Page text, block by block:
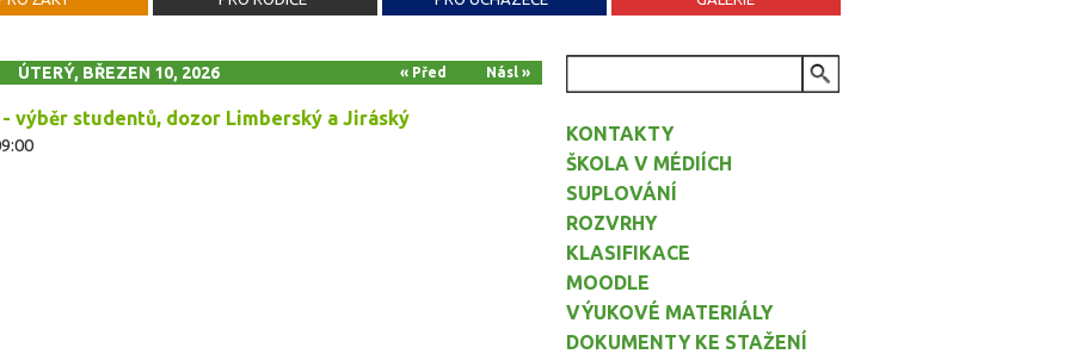
ÚTERÝ, BŘEZEN 10, 2026 « Před Násl »
výběr studentů, dozor Limberský a Jiráský
KONTAKTY
ŠKOLA V MÉDIÍCH
SUPLOVÁNÍ
ROZVRHY
KLASIFIKACE
MOODLE
VÝUKOVÉ MATERIÁLY
DOKUMENTY KE STAŽENÍ